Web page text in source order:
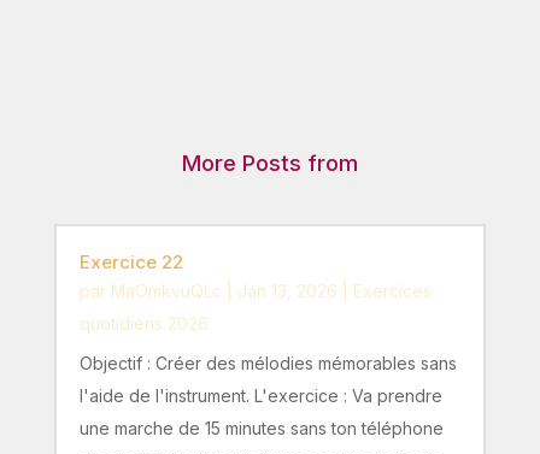
More Posts from
Exercice 22
par MaOmkvuQLc Jan 13, 2026
Exercices
quotidiens 2026
Objectif : Créer des mélodies mémorables sans
l'aide de l'instrument. L'exercice : Va prendre
une marche de 15 minutes sans ton téléphone